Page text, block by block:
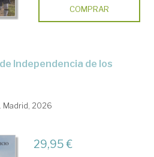
COMPRAR
Madrid, 2026
29,95 €